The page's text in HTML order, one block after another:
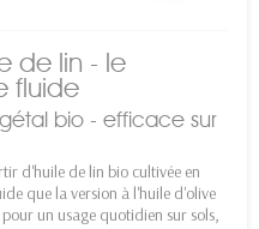
de lin - le
fluide
bio - efficace sur
d'huile de lin bio cultivée en
que la version à l'huile d'olive
un usage quotidien sur sols,